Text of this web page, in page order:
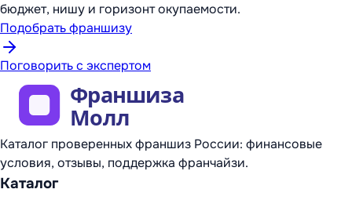
бюджет, нишу и горизонт окупаемости.
Подобрать франшизу
Поговорить с экспертом
Каталог проверенных франшиз России: финансовые
условия, отзывы, поддержка франчайзи.
Каталог